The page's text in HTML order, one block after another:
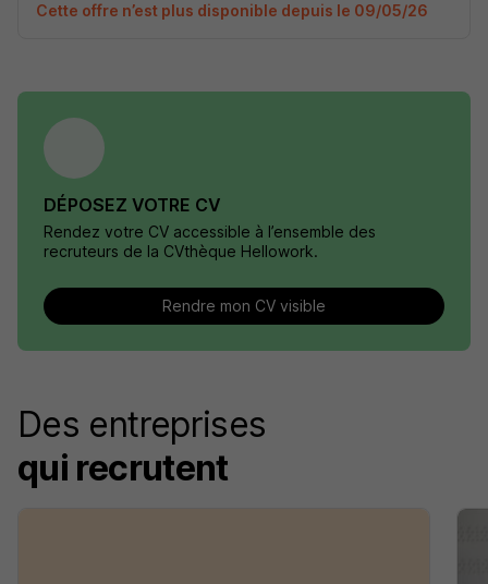
Cette offre n’est plus disponible depuis le 09/05/26
DÉPOSEZ VOTRE CV
Rendez votre CV accessible à l’ensemble des
recruteurs de la CVthèque Hellowork.
Rendre mon CV visible
Des entreprises
qui recrutent